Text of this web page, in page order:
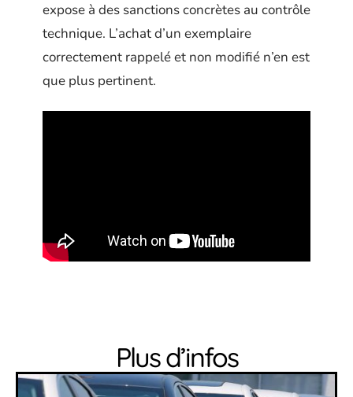
expose à des sanctions concrètes au contrôle
technique. L’achat d’un exemplaire
correctement rappelé et non modifié n’en est
que plus pertinent.
Plus d’infos